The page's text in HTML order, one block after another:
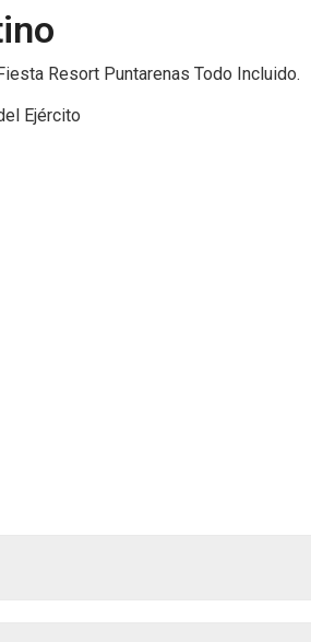
Resort Puntarenas Todo Incluido.
Ejército